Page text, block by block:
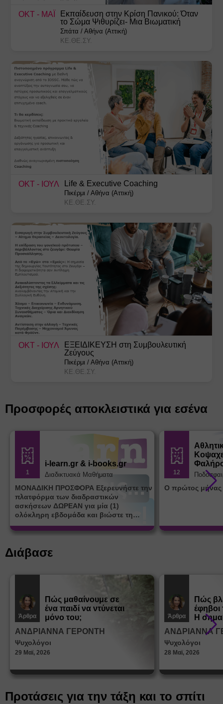
ΟΚΤ - ΜΑΪ
Εκπαίδευση στην Κρίση Πανικού: Όταν
το Σώμα Ψιθυρίζει- Μια Βιωματική
Προσέγγιση
Σπάτα /Αθήνα (Αττική)
ΚΕ.ΘΕ.ΣΥ.
ΟΚΤ - ΙΟΥΛ Life & Executive Coaching
Πικέρμι /Αθήνα (Αττική)
ΚΕ.ΘΕ.ΣΥ.
ΟΚΤ - ΙΟΥΛ
ΕΞΕΙΔΙΚΕΥΣΗ στη Συμβουλευτική
Ζεύγους
Πικέρμι /Αθήνα (Αττική)
ΚΕ.ΘΕ.ΣΥ.
Προσφορές αποκλειστικά για εσένα
1
i-learn.gr & i-books.gr
Διαδικτυακά Μαθήματα
ΜΟΝΑΔΙΚΗ ΠΡΟΣΦΟΡΑ Εξερευνήστε την
πλατφόρμα των διαδραστικών
ασκήσεων ΔΩΡΕΑΝ για μία (1)
ολόκληρη εβδομάδα και βιώστε τη
learn.gr* * Αφορά νέες εγγραφές
12
Ο πρώτος
Διάβασε
Άρθρα
Πώς μαθαίνουμε σε
ένα παιδί να ντύνεται
μόνο του;
ΑΝΔΡΙΑΝΝΑ ΓΕΡΟΝΤΗ
Ψυχολόγοι
29 Μαϊ, 2026
Άρθρα
Πώς
Η
στη
ΑΝΔΡΙΑΝΝΑ
Ψυχολόγοι
28 Μαϊ, 2026
Προτάσεις για την τάξη και το σπίτι